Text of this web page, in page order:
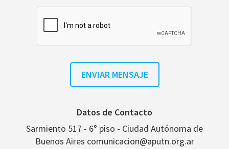
Datos de Contacto
Sarmiento 517 - 6° piso - Ciudad Autónoma de
Buenos Aires comunicacion@aputn.org.ar